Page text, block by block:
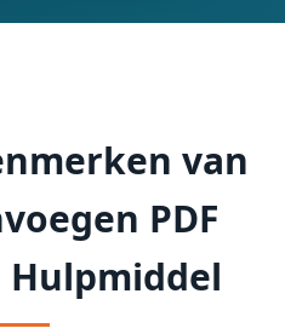
van
PDF
Hulpmiddel